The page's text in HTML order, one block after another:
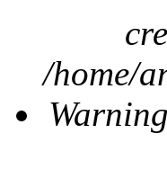
/home/
Warning